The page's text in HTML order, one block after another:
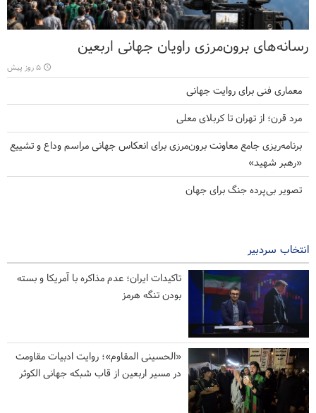
رسانه‌های برون‌مرزی راویان جهانی اربعین
۵ روز پیش
معماری فنی برای روایت جهانی
مرد قرن؛ از تهران تا کربلای معلی
برنامه‌ریزی جامع معاونت برون‌مرزی برای انعکاس جهانی مراسم وداع و تشییع
«رهبر شهید»
تصویر بی‌پرده جنگ برای جهان
انتخاب سردبیر
تاکیدات ایران؛ عدم مذاکره با آمریکا و بسته
بودن تنگه هرمز
«الحسینی المقاوم»؛ روایت ادبیات مقاومت
در مسیر اربعین از قاب شبکه جهانی الکوثر